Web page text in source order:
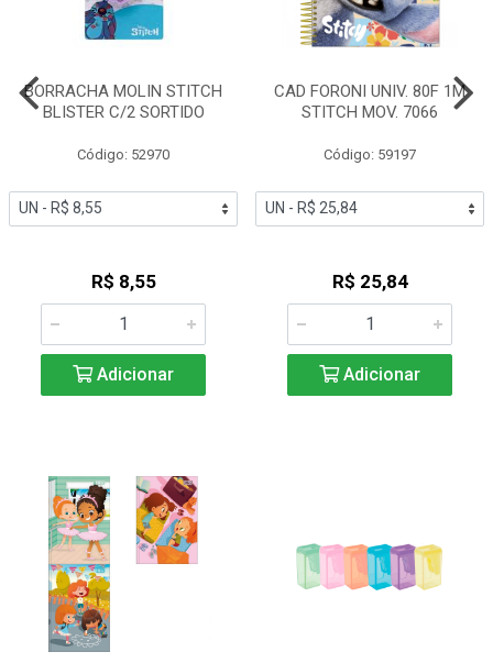
BORRACHA MOLIN STITCH
BLISTER C/2 SORTIDO
Código: 52970
R$ 8,55
Adicionar
CAD FORONI UNIV. 80F 1M
STITCH MOV. 7066
Código: 59197
R$ 25,84
Adicionar